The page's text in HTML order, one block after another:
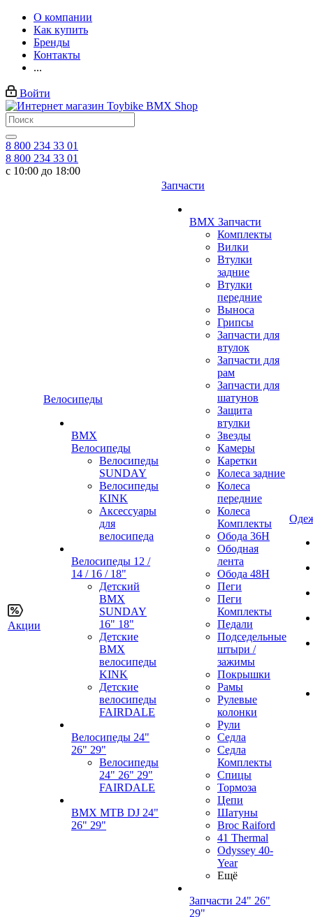
О компании
Как купить
Бренды
Контакты
...
Войти
8 800 234 33 01
8 800 234 33 01
с 10:00 до 18:00
Акции
Велосипеды
BMX
Велосипеды
Велосипеды
SUNDAY
Велосипеды
KINK
Аксессуары
для
велосипеда
Велосипеды 12 /
14 / 16 / 18"
Детский
BMX
SUNDAY
16" 18"
Детские
BMX
велосипеды
KINK
Детские
велосипеды
FAIRDALE
Велосипеды 24"
26" 29"
Велосипеды
24" 26" 29"
FAIRDALE
BMX MTB DJ 24"
26" 29"
Запчасти
BMX Запчасти
Комплекты
Вилки
Втулки
задние
Втулки
передние
Выноса
Грипсы
Запчасти для
втулок
Запчасти для
рам
Запчасти для
шатунов
Защита
втулки
Звезды
Камеры
Каретки
Колеса задние
Колеса
передние
Колеса
Комплекты
Обода 36H
Ободная
лента
Обода 48H
Пеги
Пеги
Комплекты
Педали
Подседельные
штыри /
зажимы
Покрышки
Рамы
Рулевые
колонки
Рули
Седла
Седла
Комплекты
Спицы
Тормоза
Цепи
Шатуны
Broc Raiford
41 Thermal
Odyssey 40-
Year
Ещё
Запчасти 24" 26"
29"